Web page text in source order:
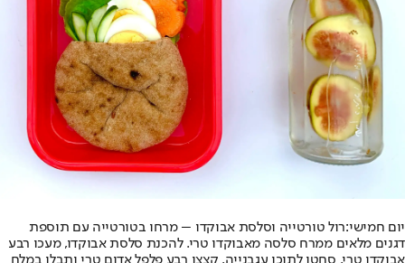
יום חמישי:רול טורטייה וסלסת אבוקדו – מרחו בטורטייה עם תוספת
דגנים מלאים ממרח סלסה מאבוקדו טרי. להכנת סלסת אבוקדו, מעכו רבע
אבוקדו טרי, סחטו לתוכו עגבנייה, קצצו רבע פלפל אדום טרי ותבלו במלח